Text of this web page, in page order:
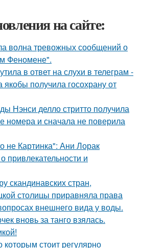
на сайте:
волна тревожных сообщений о
Феномене".
в ответ на слухи в телеграм -
якобы получила госохрану от
Нэнси делло стритто получила
номера и сначала не поверила
не Картинка": Ани Лорак
привлекательности и
скандинавских стран,
столицы приравняла права
внешнего вида у воды.
вновь за танго взялась.
которым стоит регулярно